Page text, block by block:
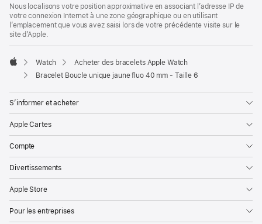
Nous localisons votre position approximative en associant l’adresse IP de
votre connexion Internet à une zone géographique ou en utilisant
l’emplacement que vous avez saisi lors de votre précédente visite sur le
site d’Apple.
Apple
Watch
Acheter des bracelets Apple Watch
Bracelet Boucle unique jaune fluo 40 mm - Taille 6
S’informer et acheter
Apple Cartes
Compte
Divertissements
Apple Store
Pour les entreprises